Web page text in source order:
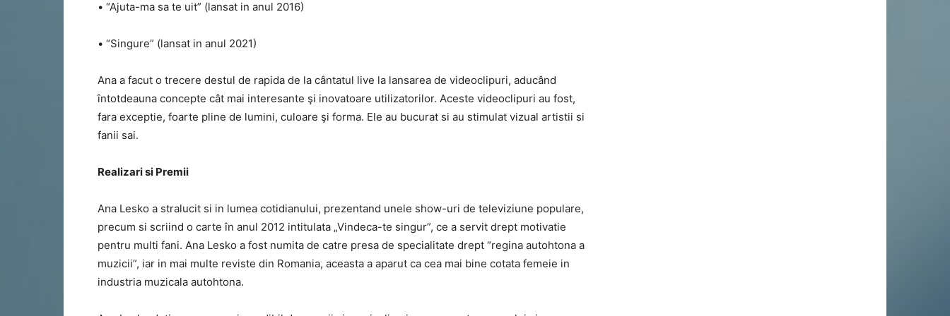
• “Ajuta-ma sa te uit” (lansat in anul 2016)
• “Singure” (lansat in anul 2021)
Ana a facut o trecere destul de rapida de la cântatul live la lansarea de videoclipuri, aducând
întotdeauna concepte cât mai interesante şi inovatoare utilizatorilor. Aceste videoclipuri au fost,
fara exceptie, foarte pline de lumini, culoare şi forma. Ele au bucurat si au stimulat vizual artistii si
fanii sai.
Realizari si Premii
Ana Lesko a stralucit si in lumea cotidianului, prezentand unele show-uri de televiziune populare,
precum si scriind o carte în anul 2012 intitulata „Vindeca-te singur”, ce a servit drept motivatie
pentru multi fani. Ana Lesko a fost numita de catre presa de specialitate drept “regina autohtona a
muzicii”, iar in mai multe reviste din Romania, aceasta a aparut ca cea mai bine cotata femeie in
industria muzicala autohtona.